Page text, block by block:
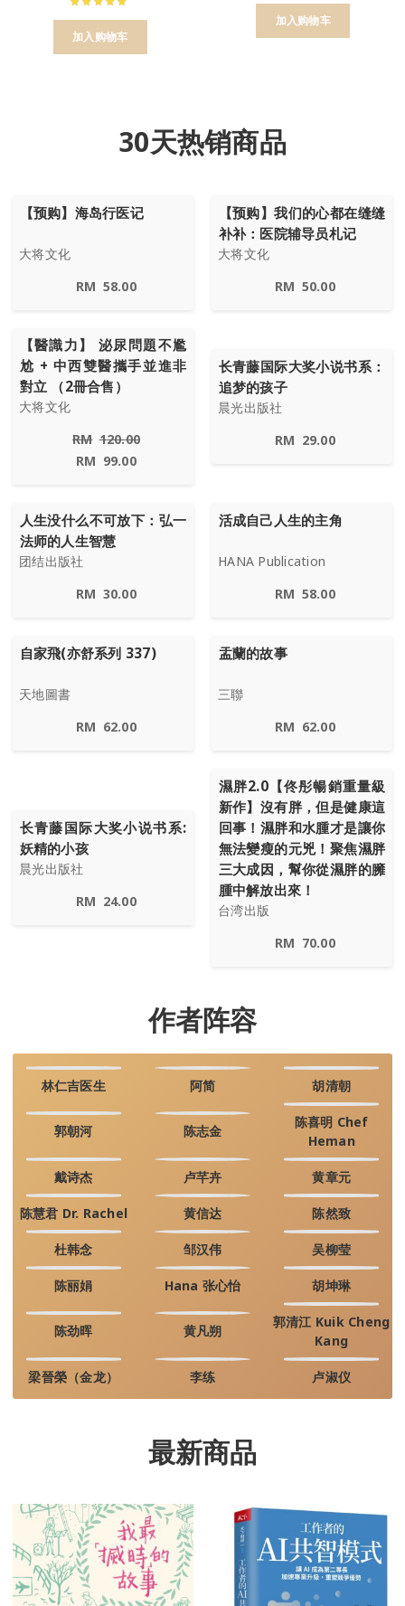
加入购物车
加入购物车
30天热销商品
【预购】海岛行医记
大将文化
RM 58.00
【预购】我们的心都在缝缝
补补：医院辅导员札记
大将文化
RM 50.00
【醫識力】 泌尿問題不尷
尬 + 中西雙醫攜手並進非
對立 （2冊合售）
大将文化
RM 120.00
RM 99.00
长青藤国际大奖小说书系：
追梦的孩子
晨光出版社
RM 29.00
人生没什么不可放下：弘一
法师的人生智慧
团结出版社
RM 30.00
活成自己人生的主角
HANA Publication
RM 58.00
自家飛(亦舒系列 337)
天地圖書
RM 62.00
盂蘭的故事
三聯
RM 62.00
长青藤国际大奖小说书系:
妖精的小孩
晨光出版社
RM 24.00
濕胖2.0【佟彤暢銷重量級
新作】沒有胖，但是健康這
回事！濕胖和水腫才是讓你
無法變瘦的元兇！聚焦濕胖
三大成因，幫你從濕胖的臃
腫中解放出來！
台湾出版
RM 70.00
作者阵容
林仁吉医生 阿简 胡清朝
郭朝河 陈志金
陈喜明 Chef
Heman
戴诗杰 卢芊卉 黄章元
陈慧君 Dr. Rachel 黄信达 陈然致
杜韩念 邹汉伟 吴柳莹
陈丽娟 Hana 张心怡 胡坤琳
陈劲晖 黄凡朔
郭清江 Kuik Cheng
Kang
梁晉榮（金龙） 李练 卢淑仪
最新商品